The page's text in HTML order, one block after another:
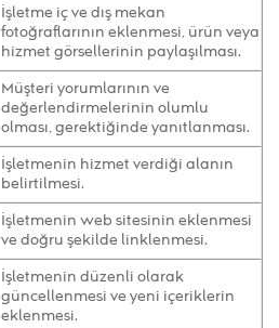
İşletme iç ve dış mekan
fotoğraflarının eklenmesi, ürün veya
hizmet görsellerinin paylaşılması.
Müşteri yorumlarının ve
değerlendirmelerinin olumlu
olması, gerektiğinde yanıtlanması.
İşletmenin hizmet verdiği alanın
belirtilmesi.
İşletmenin web sitesinin eklenmesi
ve doğru şekilde linklenmesi.
İşletmenin düzenli olarak
güncellenmesi ve yeni içeriklerin
eklenmesi.